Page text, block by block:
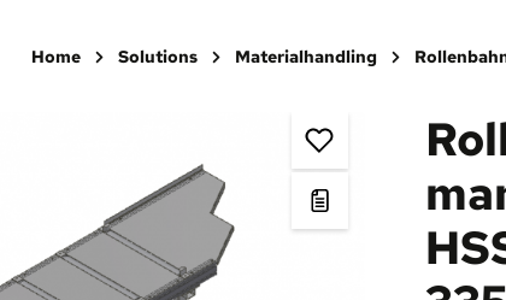
Home Solutions Materialhandling